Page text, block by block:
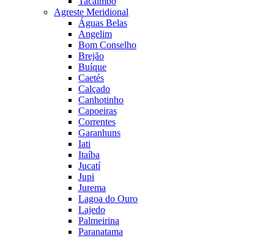
Agreste Meridional
Águas Belas
Angelim
Bom Conselho
Brejão
Buíque
Caetés
Calçado
Canhotinho
Capoeiras
Correntes
Garanhuns
Iati
Itaíba
Jucatí
Jupi
Jurema
Lagoa do Ouro
Lajedo
Palmeirina
Paranatama